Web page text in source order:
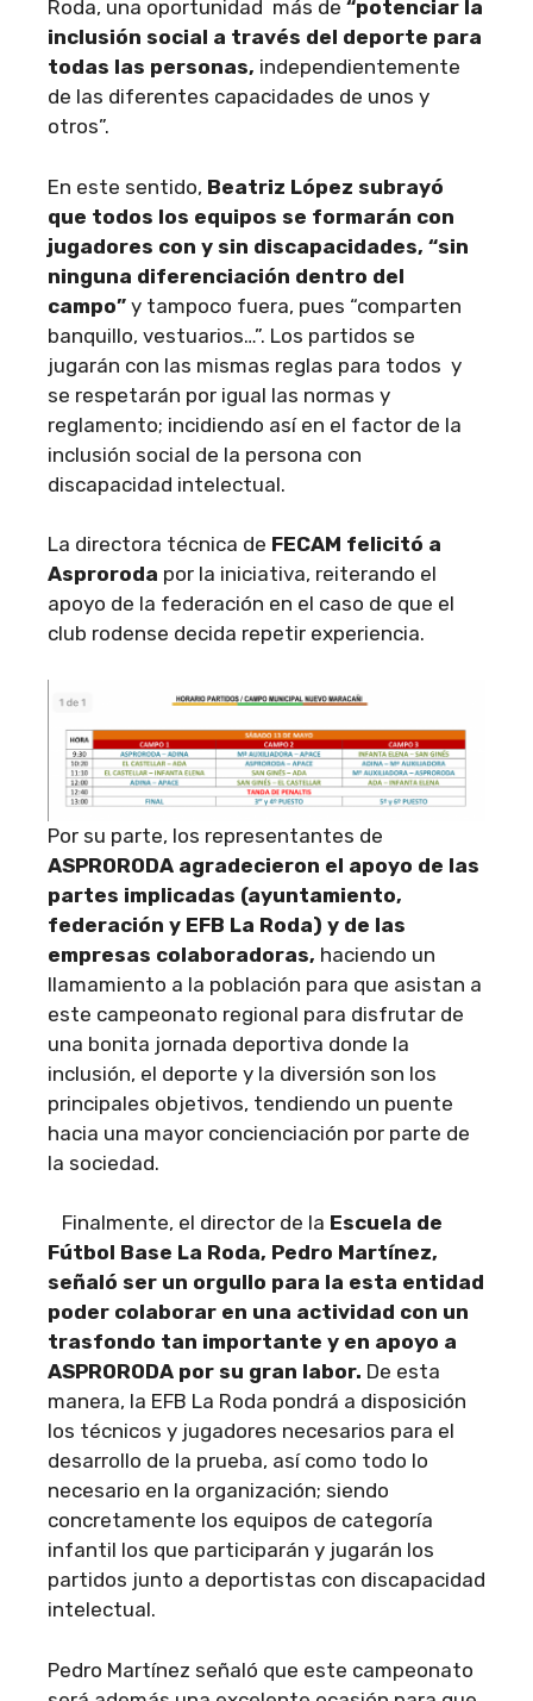
Roda, una oportunidad más de “potenciar la
inclusión social a través del deporte para
todas las personas, independientemente
de las diferentes capacidades de unos y
otros”.
En este sentido, Beatriz López subrayó
que todos los equipos se formarán con
jugadores con y sin discapacidades, “sin
ninguna diferenciación dentro del
campo” y tampoco fuera, pues “comparten
banquillo, vestuarios…”. Los partidos se
jugarán con las mismas reglas para todos y
se respetarán por igual las normas y
reglamento; incidiendo así en el factor de la
inclusión social de la persona con
discapacidad intelectual.
La directora técnica de FECAM felicitó a
Asproroda por la iniciativa, reiterando el
apoyo de la federación en el caso de que el
club rodense decida repetir experiencia.
Por su parte, los representantes de
ASPRORODA agradecieron el apoyo de las
partes implicadas (ayuntamiento,
federación y EFB La Roda) y de las
empresas colaboradoras, haciendo un
llamamiento a la población para que asistan a
este campeonato regional para disfrutar de
una bonita jornada deportiva donde la
inclusión, el deporte y la diversión son los
principales objetivos, tendiendo un puente
hacia una mayor concienciación por parte de
la sociedad.
Finalmente, el director de la Escuela de
Fútbol Base La Roda, Pedro Martínez,
señaló ser un orgullo para la esta entidad
poder colaborar en una actividad con un
trasfondo tan importante y en apoyo a
ASPRORODA por su gran labor. De esta
manera, la EFB La Roda pondrá a disposición
los técnicos y jugadores necesarios para el
desarrollo de la prueba, así como todo lo
necesario en la organización; siendo
concretamente los equipos de categoría
infantil los que participarán y jugarán los
partidos junto a deportistas con discapacidad
intelectual.
Pedro Martínez señaló que este campeonato